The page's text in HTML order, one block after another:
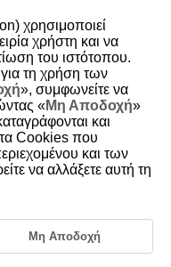
ως αυτόματη διαδοχική
θα προβληθούν.
στην κάρτα, μεταβείτε
χρησιμοποιεί
χρήστη και να
του ιστότοπου.
τη χρήση των
», συμφωνείτε να
«Μη Αποδοχή»
και
Cookies που
και των
να αλλάξετε αυτή τη
Μη Αποδοχή